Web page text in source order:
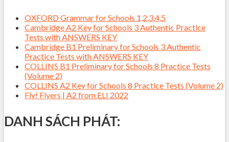
OXFORD Grammar for Schools 1,2,3,4,5
Cambridge A2 Key for Schools 3 Authentic Practice
Tests with ANSWERS KEY
Cambridge B1 Preliminary for Schools 3 Authentic
Practice Tests with ANSWERS KEY
COLLINS B1 Preliminary for Schools 8 Practice Tests
(Volume 2)
COLLINS A2 Key for Schools 8 Practice Tests (Volume 2)
Fly! Flyers | A2 from ELI 2022
DANH SÁCH PHÁT: